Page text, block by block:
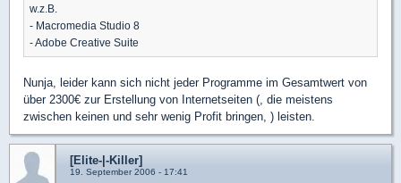
w.z.B.
- Macromedia Studio 8
- Adobe Creative Suite
Nunja, leider kann sich nicht jeder Programme im Gesamtwert von
über 2300€ zur Erstellung von Internetseiten (, die meistens
zwischen keinen und sehr wenig Profit bringen, ) leisten.
[Elite-|-Killer]
19. September 2006 - 17:41